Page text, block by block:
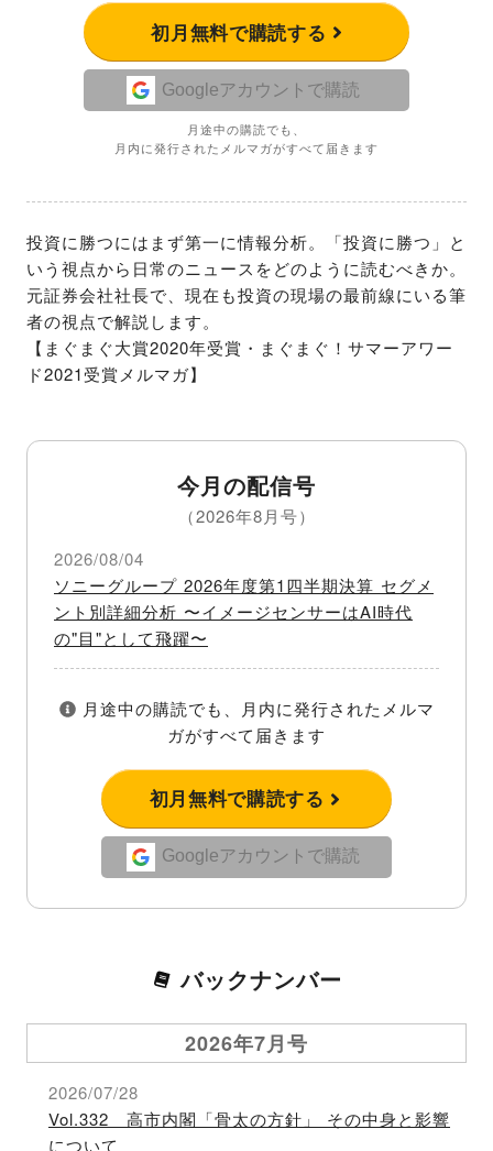
初月無料で購読する
Googleアカウントで購読
月途中の購読でも、
月内に発行されたメルマガがすべて届きます
投資に勝つにはまず第一に情報分析。「投資に勝つ」と
いう視点から日常のニュースをどのように読むべきか。
元証券会社社長で、現在も投資の現場の最前線にいる筆
者の視点で解説します。
【まぐまぐ大賞2020年受賞・まぐまぐ！サマーアワー
ド2021受賞メルマガ】
今月の配信号
（2026年8月号）
2026/08/04
ソニーグループ 2026年度第1四半期決算 セグメ
ント別詳細分析 〜イメージセンサーはAI時代
の"目"として飛躍〜
月途中の購読でも、月内に発行されたメルマ
ガがすべて届きます
初月無料で購読する
Googleアカウントで購読
バックナンバー
2026年7月号
2026/07/28
Vol.332 高市内閣「骨太の方針」 その中身と影響
について